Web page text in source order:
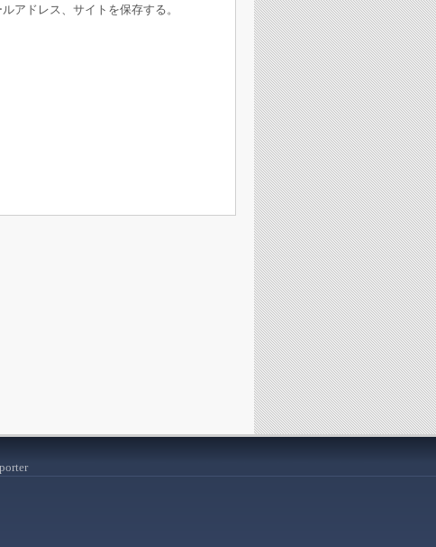
アドレス、サイトを保存する。